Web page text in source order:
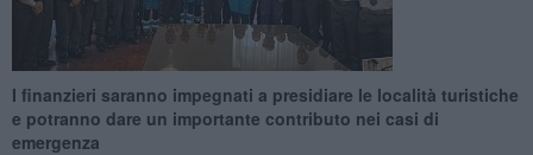
I finanzieri saranno impegnati a presidiare le località turistiche
e potranno dare un importante contributo nei casi di
emergenza